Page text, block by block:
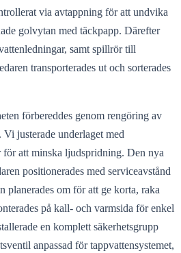
via avtappning för att undvika
golvytan med täckpapp. Därefter
samt spillrör till
transporterades ut och sorterades
förbereddes genom rengöring av
justerade underlaget med
att minska ljudspridning. Den nya
positionerades med serviceavstånd
planerades om för att ge korta, raka
på kall- och varmsida för enkel
en komplett säkerhetsgrupp
anpassad för tappvattensystemet,